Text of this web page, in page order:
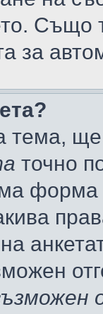
Също
за
тема,
точно
форма